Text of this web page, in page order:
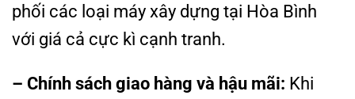
phối các loại máy xây dựng tại Hòa Bình
với giá cả cực kì cạnh tranh.
– Chính sách giao hàng và hậu mãi: Khi